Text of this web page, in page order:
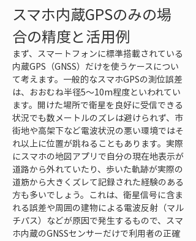
スマホ内蔵GPSのみの場
合の精度と活用例
まず、スマートフォンに標準搭載されている
内蔵GPS（GNSS）だけを使うケースについ
て考えます。一般的なスマホGPSの測位誤差
は、おおむね半径5〜10m程度といわれてい
ます。開けた場所で衛星を良好に受信できる
状況でも数メートルのズレは避けられず、市
街地や高架下など電波状況の悪い環境ではそ
れ以上に位置が跳ねることもあります。実際
にスマホの地図アプリで自分の現在地表示が
道路から外れていたり、歩いた軌跡が実際の
道筋から大きくズレて記録された経験のある
方も多いでしょう。これは、衛星信号に含ま
れる誤差や周囲の建物による電波反射（マル
チパス）などが原因で発生するもので、スマ
ホ内蔵のGNSSセンサーだけで利用者の正確